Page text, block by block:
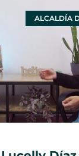
ALCALDÍA